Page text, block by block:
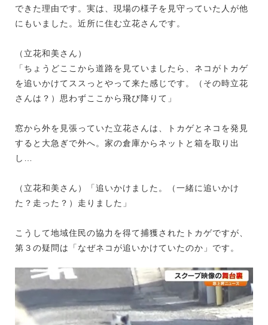
できた理由です。実は、現場の様子を見守っていた人が他
にもいました。近所に住む立花さんです。
（立花和美さん）
「ちょうどここから道路を見ていましたら、ネコがトカゲ
を追いかけてススっとやって来た感じです。（その時立花
さんは？）思わずここから飛び降りて」
窓から外を見張っていた立花さんは、トカゲとネコを発見
すると大急ぎで外へ。家の倉庫からネットと箱を取り出
し…
（立花和美さん）「追いかけました。（一緒に追いかけ
た？走った？）走りました」
こうして地域住民の協力を得て捕獲されたトカゲですが、
第３の疑問は「なぜネコが追いかけていたのか」です。